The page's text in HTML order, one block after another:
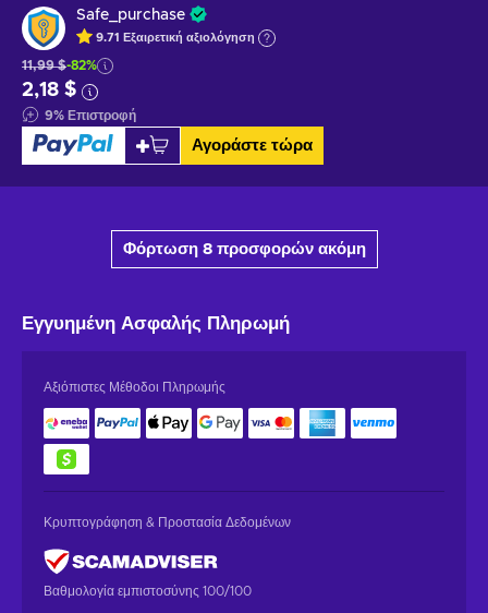
Safe_purchase
9.71 Εξαιρετική αξιολόγηση
11,99 $-82%
2,18 $
9% Επιστροφή
Αγοράστε τώρα
Φόρτωση 8 προσφορών ακόμη
Εγγυημένη Ασφαλής Πληρωμή
Αξιόπιστες Μέθοδοι Πληρωμής
Κρυπτογράφηση & Προστασία Δεδομένων
Βαθμολογία εμπιστοσύνης 100/100